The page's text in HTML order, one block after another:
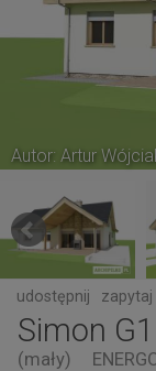
Autor: Artur
udostępnij zapytaj
Simon G1
(mały)